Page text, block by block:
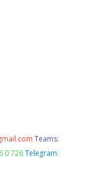
Teams:
0 726 Telegram: